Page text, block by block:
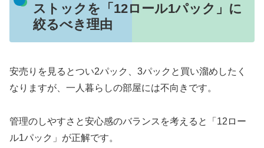
ストックを「12ロール1パック」に
絞るべき理由
安売りを見るとつい2パック、3パックと買い溜めしたく
なりますが、一人暮らしの部屋には不向きです。
管理のしやすさと安心感のバランスを考えると「12ロー
ル1パック」が正解です。